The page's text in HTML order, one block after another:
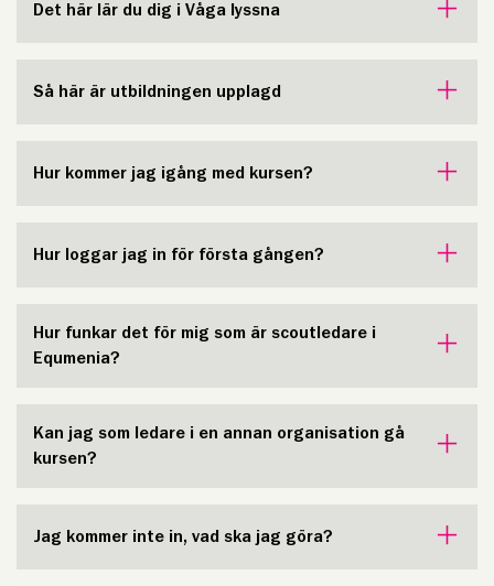
Det här lär du dig i Våga lyssna
Så här är utbildningen upplagd
Hur kommer jag igång med kursen?
Hur loggar jag in för första gången?
Hur funkar det för mig som är scoutledare i
Equmenia?
Kan jag som ledare i en annan organisation gå
kursen?
Jag kommer inte in, vad ska jag göra?